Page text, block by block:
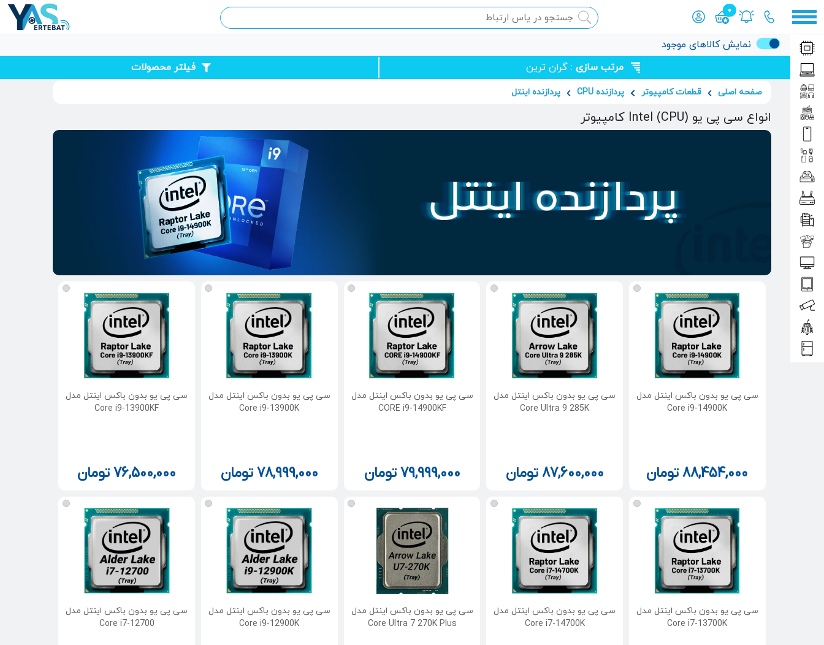
0
محصول افزوده شده به سبد
نمایش کالاهای موجود
مرتب سازی : گران ترین فیلتر محصولات
صفحه اصلی قطعات کامپیوتر پردازنده CPU پردازنده اینتل
انواع سی پی یو (CPU) Intel کامپیوتر
سی پی یو بدون باکس اینتل مدل
Core i9-14900K
88,454,000تومان
سی پی یو بدون باکس اینتل مدل
Core Ultra 9 285K
87,600,000 تومان
سی پی یو بدون باکس اینتل مدل
CORE i9-14900KF
79,999,000 تومان
سی پی یو بدون باکس اینتل مدل
Core i9-13900K
78,999,000 تومان
سی پی یو بدون باکس اینتل مدل
Core i9-13900KF
76,500,000تومان
سی پی یو بدون باکس اینتل مدل
Core i7-13700K
سی پی یو بدون باکس اینتل مدل
Core i7-14700K
سی پی یو بدون باکس اینتل مدل
Core Ultra 7 270K Plus
سی پی یو بدون باکس اینتل مدل
Core i9-12900K
سی پی یو بدون باکس اینتل مدل
Core i7-12700